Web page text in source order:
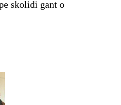
skolidi gant o